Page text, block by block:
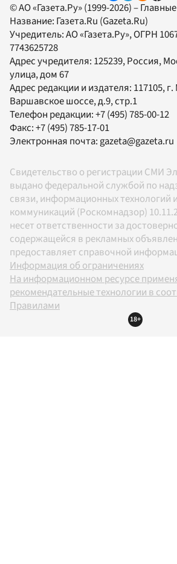
© АО «Газета.Ру» (1999-2026) –
Название: Газета.Ru (Gazeta.Ru)
Учредитель:АО «Газета.Ру», ОГРН
7743625728
Адрес учредителя: 125239, Россия,
улица, дом 67
Адрес редакции и издателя: 117105, г.
Варшавское шоссе, д.9, стр.1
Телефон редакции:+7 (495) 785-00-12
Факс:+7 (495) 785-17-01
Электронная почта:gazeta@gazeta.ru
Свидетельство о регистрации СМИ
выдано федеральной службой по
связи, информационных технологий
коммуникаций (Роскомнадзор)
несет ответственности за
содержащейся в рекламных
предоставляет справочной
Информация об ограничениях
На информационном ресурсе
рекомендательные технологии в
Правилами
18+